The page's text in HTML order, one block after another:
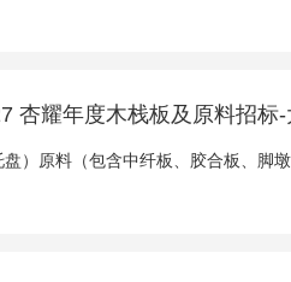
杏耀年度木栈板及原料招标-
）原料（包含中纤板、胶合板、脚